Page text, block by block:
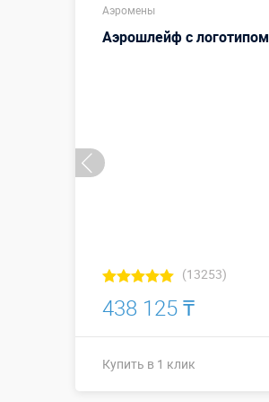
Аэромены
Аэрошлейф с логотипом
(13253)
438 125 ₸
Купить в 1 клик